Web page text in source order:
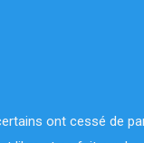
ont cessé de